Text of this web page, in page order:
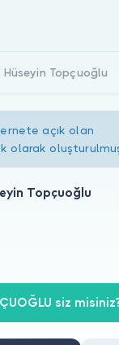
Hüseyin Topçuoğlu
açık olan
olarak
Topçuoğlu
siz